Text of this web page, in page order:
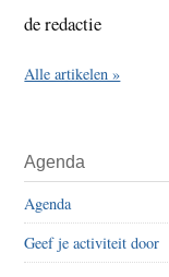
de redactie
Alle artikelen »
Agenda
Agenda
Geef je activiteit door